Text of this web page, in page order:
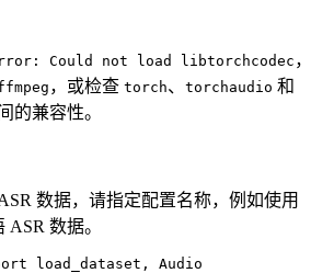
Could not load libtorchcodec ，
，或检查 torch、 torchaudio 和
的兼容性。
数据，请指定配置名称，例如使用
数据。
load_dataset, Audio